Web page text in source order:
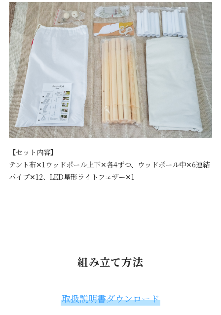
【セット内容】
テント布✕1ウッドポール上下✕各4ずつ、ウッドポール中✕6連結
パイプ✕12、LED星形ライトフェザー✕1
組み立て方法
取扱説明書ダウンロード